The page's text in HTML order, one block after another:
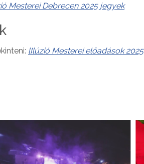
Mesterei Debrecen 2025 jegyek
lIlúzió Mesterei előadások 2025